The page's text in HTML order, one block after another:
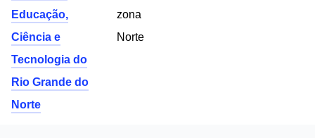
Educação,
Ciência e
Tecnologia do
Rio Grande do
Norte
zona
Norte